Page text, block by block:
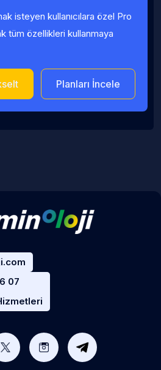
isteyen kullanıcılara özel Pro
tüm özellikleri kullanmaya
Planları İncele
07